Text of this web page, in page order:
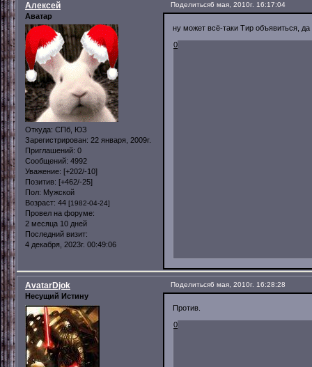
Поделиться6 мая, 2010г. 16:17:04
Алексей
Аватар
Откуда: СПб, ЮЗ
Зарегистрирован: 22 января, 2009г.
Приглашений: 0
Сообщений: 4992
Уважение: [+202/-10]
Позитив: [+462/-25]
Пол: Мужской
Возраст: 44 [1982-04-24]
Провел на форуме:
2 месяца 10 дней
Последний визит:
4 декабря, 2023г. 00:49:06
ну может всё-таки Тир объявиться,
0
Поделиться6 мая, 2010г. 16:28:28
AvatarDjok
Несущий Истину
Против.
0